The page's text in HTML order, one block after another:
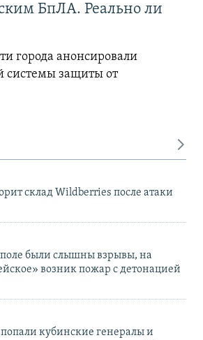
БпЛА. Реально ли
города анонсировали
системы защиты от
склад Wildberries после атаки
были слышны взрывы, на
возник пожар с детонацией
кубинские генералы и